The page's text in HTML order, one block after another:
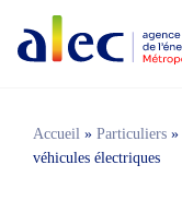
Accueil » Particuliers »
véhicules électriques